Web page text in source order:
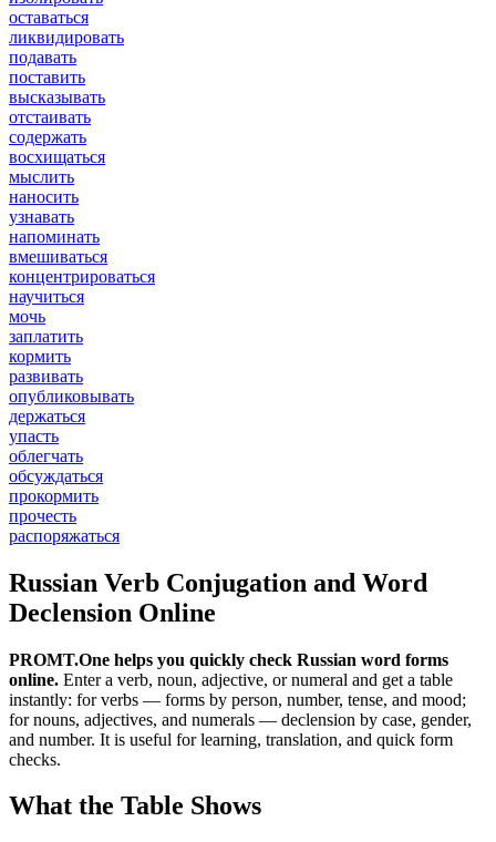
оставаться
ликвидировать
подавать
поставить
высказывать
отстаивать
содержать
восхищаться
мыслить
наносить
узнавать
напоминать
вмешиваться
концентрироваться
научиться
мочь
заплатить
кормить
развивать
опубликовывать
держаться
упасть
облегчать
обсуждаться
прокормить
прочесть
распоряжаться
Russian Verb Conjugation and Word
Declension Online
PROMT.One helps you quickly check Russian word forms
online. Enter a verb, noun, adjective, or numeral and get a table
instantly: for verbs — forms by person, number, tense, and mood;
for nouns, adjectives, and numerals — declension by case, gender,
and number. It is useful for learning, translation, and quick form
checks.
What the Table Shows